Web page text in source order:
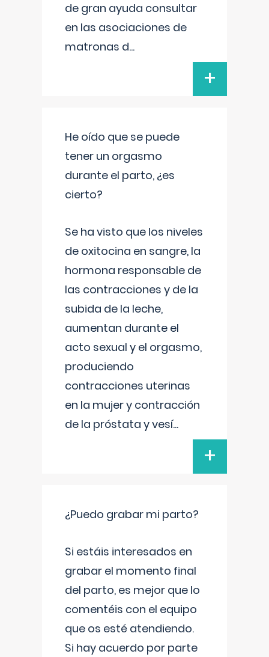
de gran ayuda consultar
en las asociaciones de
matronas d...
+
He oído que se puede
tener un orgasmo
durante el parto, ¿es
cierto?
Se ha visto que los niveles
de oxitocina en sangre, la
hormona responsable de
las contracciones y de la
subida de la leche,
aumentan durante el
acto sexual y el orgasmo,
produciendo
contracciones uterinas
en la mujer y contracción
de la próstata y vesí...
+
¿Puedo grabar mi parto?
Si estáis interesados en
grabar el momento final
del parto, es mejor que lo
comentéis con el equipo
que os esté atendiendo.
Si hay acuerdo por parte